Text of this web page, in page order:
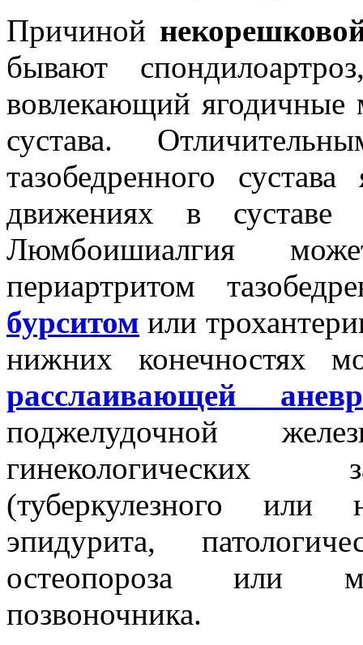
Причиной
бывают
вовлекающий ягодичные
сустава.
тазобедренного
движениях в
Люмбоишиалгия
периартритом
бурситом или
нижних конечностях
расслаивающей
поджелудочной
(туберкулезного или
эпидурита,
остеопороза или
позвоночника.